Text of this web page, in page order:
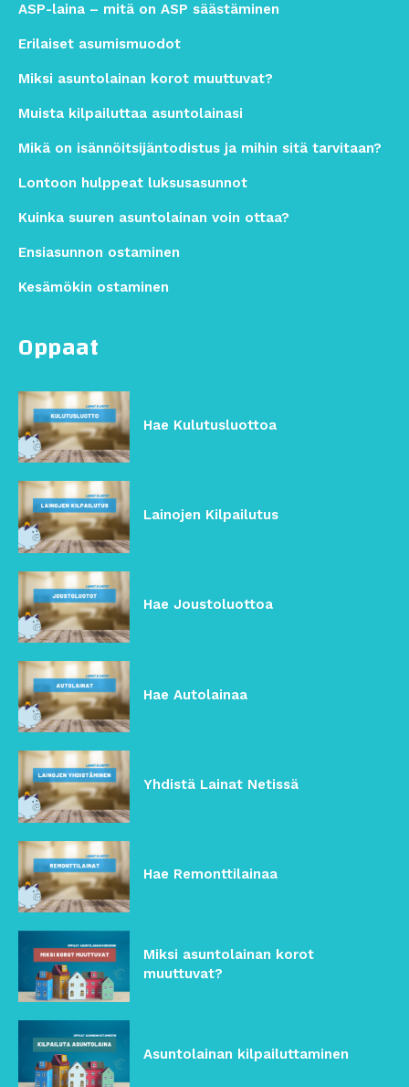
Oppaat
Hae Kulutusluottoa
Lainojen Kilpailutus
Hae Joustoluottoa
Hae Autolainaa
Yhdistä Lainat Netissä
Hae Remonttilainaa
Miksi asuntolainan korot
muuttuvat?
Asuntolainan kilpailuttaminen
ASP-laina – mitä on ASP säästäminen
Erilaiset asumismuodot
Miksi asuntolainan korot muuttuvat?
Muista kilpailuttaa asuntolainasi
Mikä on isännöitsijäntodistus ja mihin sitä tarvitaan?
Lontoon hulppeat luksusasunnot
Kuinka suuren asuntolainan voin ottaa?
Ensiasunnon ostaminen
Kesämökin ostaminen